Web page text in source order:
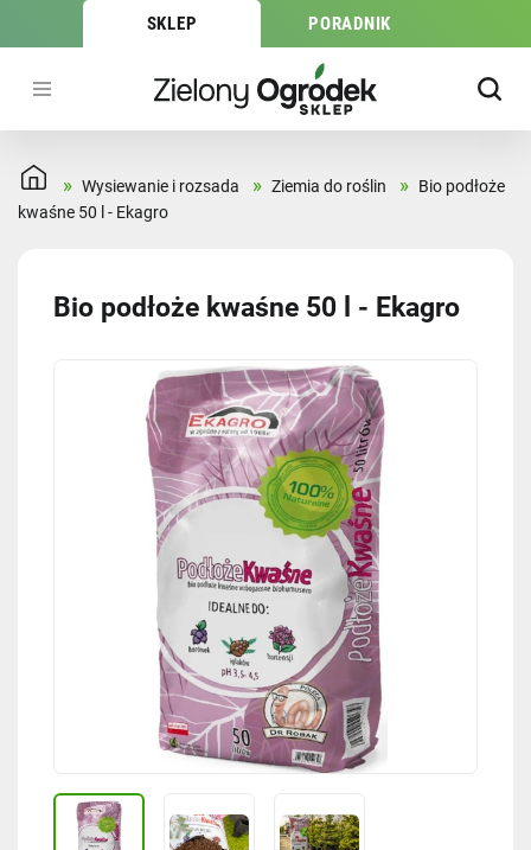
SKLEP PORADNIK
» Wysiewanie i rozsada » Ziemia do roślin » Bio podłoże
kwaśne 50 l - Ekagro
Bio podłoże kwaśne 50 l - Ekagro